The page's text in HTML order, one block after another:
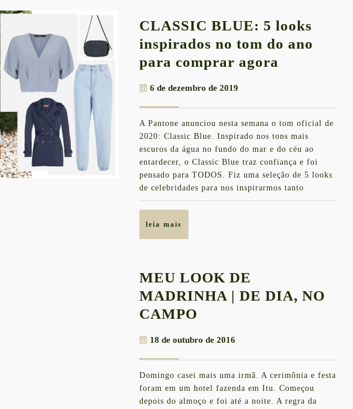
CLASSIC BLUE: 5 looks
inspirados no tom do ano
para comprar agora
looks
inspirados
no
tom
do
ano
6 de dezembro de 2019
de
2019
A Pantone anunciou nesta semana o tom oficial de
2020: Classic Blue. Inspirado nos tons mais
escuros da água no fundo do mar e do céu ao
entardecer, o Classic Blue traz confiança e foi
pensado para TODOS. Fiz uma seleção de 5 looks
de celebridades para nos inspirarmos tanto
leia mais
MEU LOOK DE
MADRINHA | DE DIA, NO
CAMPO
DE
MADRINHA
|
DE
18 de outubro de 2016
de
2016
Domingo casei mais uma irmã. A cerimônia e festa
foram em um hotel fazenda em Itu. Começou
depois do almoço e foi até a noite. A regra da